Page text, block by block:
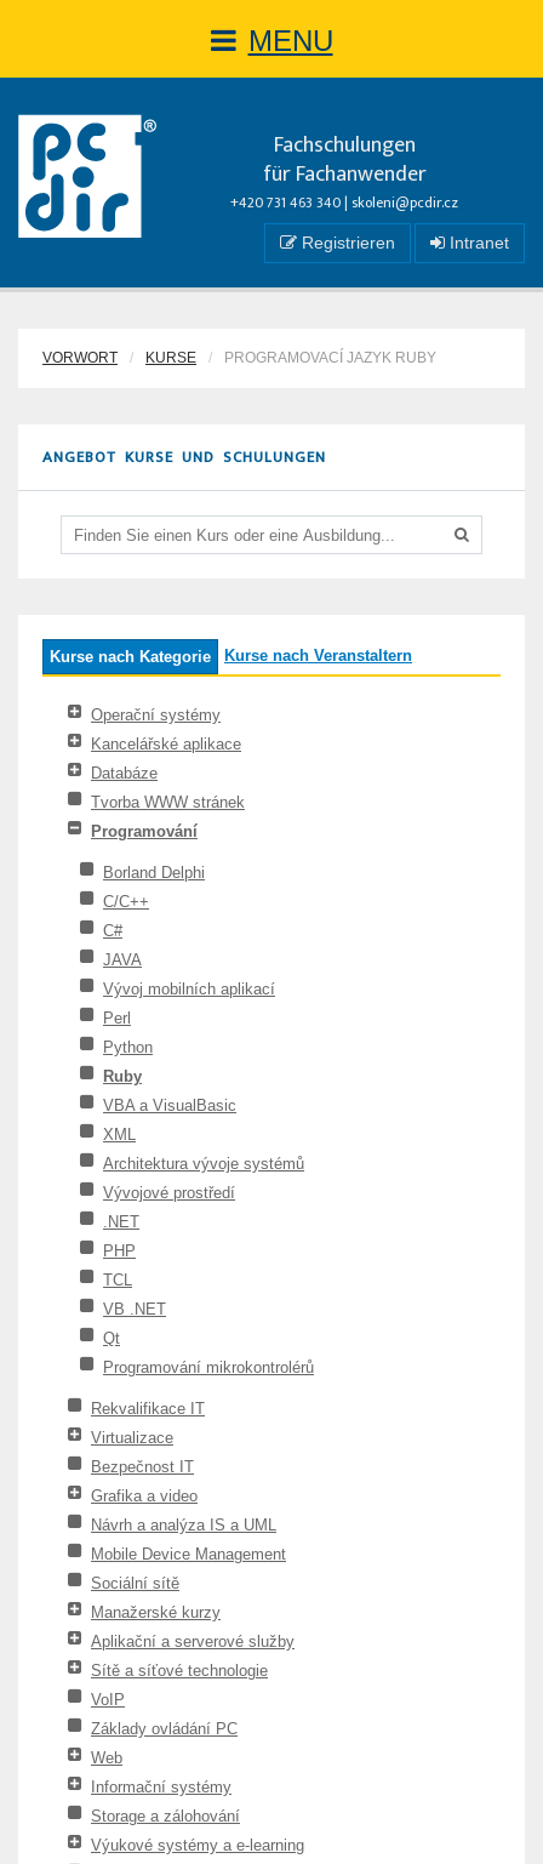
MENU
Fachschulungen
für Fachanwender
+420 731 463 340 | skoleni@pcdir.cz
Registrieren Intranet
VORWORT KURSE PROGRAMOVACÍ JAZYK RUBY
ANGEBOT KURSE UND SCHULUNGEN
Kurse nach Kategorie Kurse nach Veranstaltern
Operační systémy
Kancelářské aplikace
Databáze
Tvorba WWW stránek
Programování
Borland Delphi
C/C++
C#
JAVA
Vývoj mobilních aplikací
Perl
Python
Ruby
VBA a VisualBasic
XML
Architektura vývoje systémů
Vývojové prostředí
.NET
PHP
TCL
VB .NET
Qt
Programování mikrokontrolérů
Rekvalifikace IT
Virtualizace
Bezpečnost IT
Grafika a video
Návrh a analýza IS a UML
Mobile Device Management
Sociální sítě
Manažerské kurzy
Aplikační a serverové služby
Sítě a síťové technologie
VoIP
Základy ovládání PC
Web
Informační systémy
Storage a zálohování
Výukové systémy a e-learning